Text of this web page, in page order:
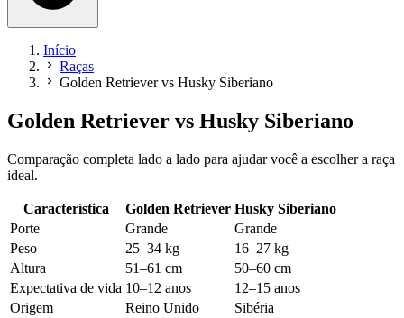
Início
Raças
Golden Retriever vs Husky Siberiano
Golden Retriever vs Husky Siberiano
Comparação completa lado a lado para ajudar você a escolher a raça
ideal.
Característica Golden Retriever Husky Siberiano
Porte
Grande
Grande
Peso
25–34 kg
16–27 kg
Altura
51–61 cm
50–60 cm
Expectativa de vida 10–12 anos
12–15 anos
Origem
Reino Unido
Sibéria